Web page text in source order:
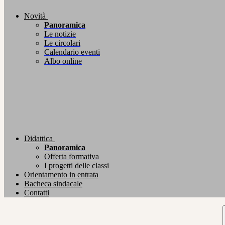
Novità
Panoramica
Le notizie
Le circolari
Calendario eventi
Albo online
Didattica
Panoramica
Offerta formativa
I progetti delle classi
Orientamento in entrata
Bacheca sindacale
Contatti